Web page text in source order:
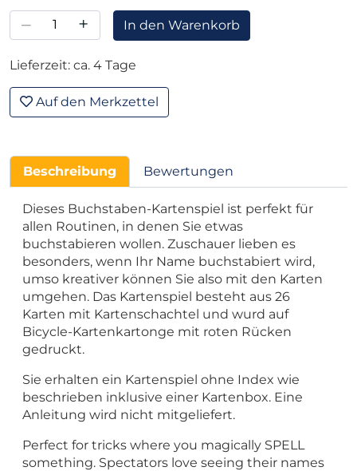
– + In den Warenkorb
Lieferzeit: ca. 4 Tage
Auf den Merkzettel
Beschreibung Bewertungen
Dieses Buchstaben-Kartenspiel ist perfekt für
allen Routinen, in denen Sie etwas
buchstabieren wollen. Zuschauer lieben es
besonders, wenn Ihr Name buchstabiert wird,
umso kreativer können Sie also mit den Karten
umgehen. Das Kartenspiel besteht aus 26
Karten mit Kartenschachtel und wurd auf
Bicycle-Kartenkartonge mit roten Rücken
gedruckt.
Sie erhalten ein Kartenspiel ohne Index wie
beschrieben inklusive einer Kartenbox. Eine
Anleitung wird nicht mitgeliefert.
Perfect for tricks where you magically SPELL
something. Spectators love seeing their names